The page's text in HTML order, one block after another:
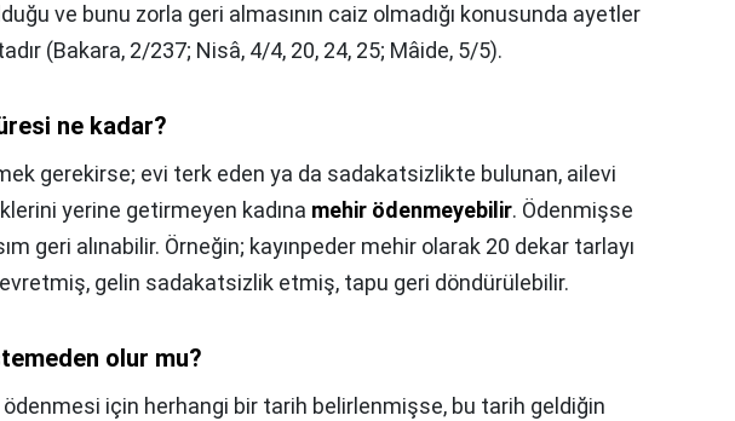
ve bunu zorla geri almasının caiz olmadığı konusunda ayetler
(Bakara, 2/237; Nisâ, 4/4, 20, 24, 25; Mâide, 5/5).
ne kadar?
gerekirse; evi terk eden ya da sadakatsizlikte bulunan, ailevi
yerine getirmeyen kadına mehir ödenmeyebilir. Ödenmişse
geri alınabilir. Örneğin; kayınpeder mehir olarak 20 dekar tarlayı
gelin sadakatsizlik etmiş, tapu geri döndürülebilir.
olur mu?
ödenmesi için herhangi bir tarih belirlenmişse, bu tarih geldiğin